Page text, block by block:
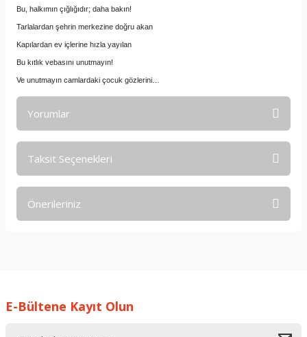
Bu, halkımın çığlığıdır; daha bakın!
Tarlalardan şehrin merkezine doğru akan
Kapılardan ev içlerine hızla yayılan
Bu kıtlık vebasını unutmayın!
Ve unutmayın camlardaki çocuk gözlerini…
Yorumlar
Taksit Seçenekleri
Önerileriniz
Ürün resmi kalitesiz, bozuk veya görüntülenemiyor.
E-Bültene Kayıt Olun